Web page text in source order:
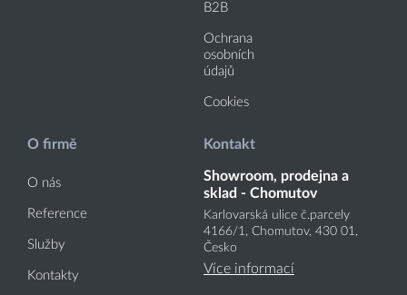
B2B
Ochrana
osobních
údajů
Cookies
O firmě
O nás
Reference
Služby
Kontakty
Kontakt
Showroom, prodejna a
sklad - Chomutov
Karlovarská ulice č.parcely
4166/1, Chomutov, 430 01,
Česko
Více informací